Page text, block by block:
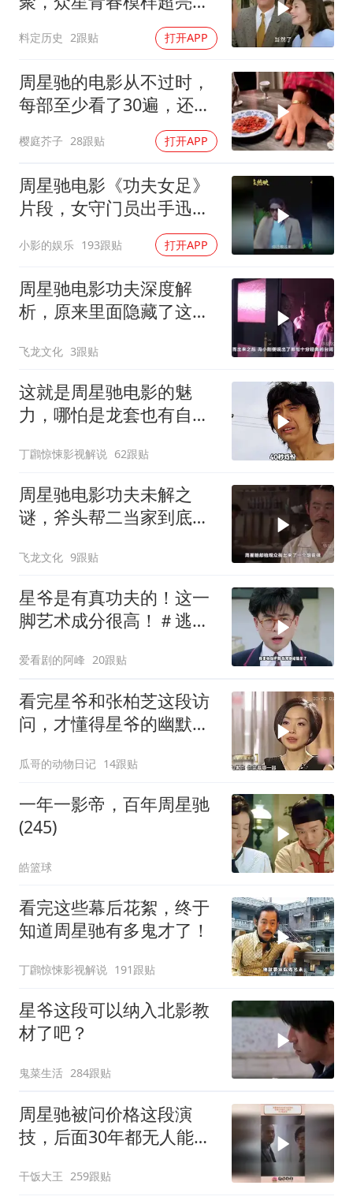
眼，星爷现身瞬间惊艳
料定历史 2跟贴 打开APP
周星驰的电影从不过时，
每部至少看了30遍，还是
樱庭芥子 28跟贴 打开APP
周星驰电影《功夫女足》
片段，女守门员出手迅
猛，一次比一次搞笑
小影的娱乐 193跟贴 打开APP
周星驰电影功夫深度解
析，原来里面隐藏了这么
飞龙文化 3跟贴
这就是周星驰电影的魅
力，哪怕是龙套也有自己
丁鸊惊悚影视解说 62跟贴
周星驰电影功夫未解之
谜，斧头帮二当家到底是
飞龙文化 9跟贴
星爷是有真功夫的！这一
脚艺术成分很高！＃逃学
爱看剧的阿峰 20跟贴
看完星爷和张柏芝这段访
问，才懂得星爷的幽默真
瓜哥的动物日记 14跟贴
一年一影帝，百年周星驰
(245)
皓篮球
看完这些幕后花絮，终于
知道周星驰有多鬼才了！
丁鸊惊悚影视解说 191跟贴
星爷这段可以纳入北影教
材了吧？
鬼菜生活 284跟贴
周星驰被问价格这段演
技，后面30年都无人能
干饭大王 259跟贴